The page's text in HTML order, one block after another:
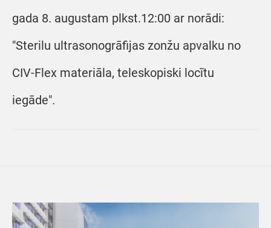
gada 8. augustam plkst.12:00 ar norādi:
"Sterilu ultrasonogrāfijas zonžu apvalku no
CIV-Flex materiāla, teleskopiski locītu
iegāde".